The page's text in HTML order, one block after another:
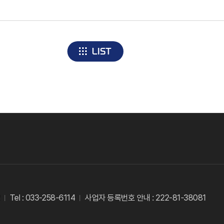
LIST
Tel : 033-258-6114
사업자 등록번호 안내 : 222-81-38081